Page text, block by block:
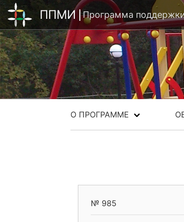
ППМИ Программа
О ПРОГРАММЕ
№ 985